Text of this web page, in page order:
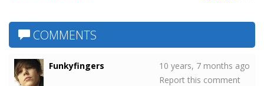
COMMENTS
Funkyfingers
10 years, 7 months ago
Report this comment